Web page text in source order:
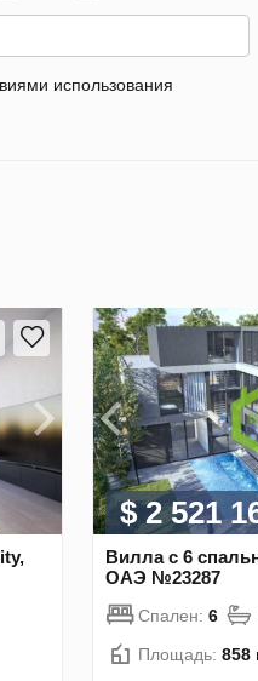
использования
$ 2 521
Вилла с 6
ОАЭ №23287
Спален: 6
Площадь: 858